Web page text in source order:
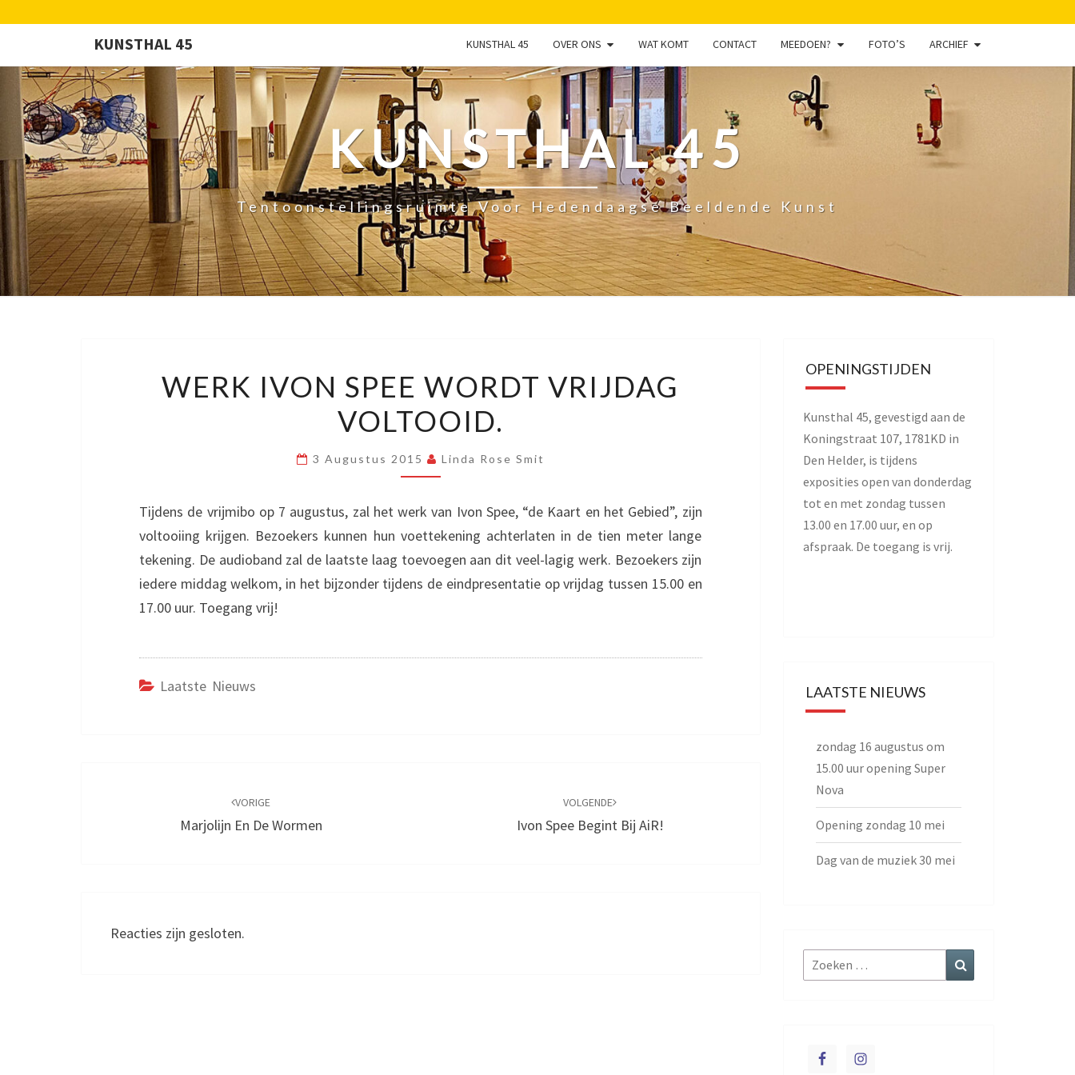
KUNSTHAL 45 KUNSTHAL 45 OVER ONS WAT KOMT CONTACT MEEDOEN? FOTO’S ARCHIEF
KUNSTHAL 45
Tentoonstellingsruimte Voor Hedendaagse Beeldende Kunst
IVON
SPEE
WORDT
VRIJDAG
WERK IVON SPEE WORDT VRIJDAG
VOLTOOID.
3 Augustus 2015 Linda Rose Smit
Tijdens de vrijmibo op 7 augustus, zal het werk van Ivon Spee, “de Kaart en het Gebied”, zijn
voltooiing krijgen. Bezoekers kunnen hun voettekening achterlaten in de tien meter lange
tekening. De audioband zal de laatste laag toevoegen aan dit veel-lagig werk. Bezoekers zijn
iedere middag welkom, in het bijzonder tijdens de eindpresentatie op vrijdag tussen 15.00 en
17.00 uur. Toegang vrij!
Laatste Nieuws
VORIGE
Marjolijn En De Wormen
VOLGENDE
Ivon Spee Begint Bij AiR!
Reacties zijn gesloten.
OPENINGSTIJDEN
Kunsthal 45, gevestigd aan de
Koningstraat 107, 1781KD in
Den Helder, is tijdens
exposities open van donderdag
tot en met zondag tussen
13.00 en 17.00 uur, en op
afspraak. De toegang is vrij.
LAATSTE NIEUWS
zondag 16 augustus om
15.00 uur opening Super
Nova
Opening zondag 10 mei
Dag van de muziek 30 mei
Zoeken
naar: